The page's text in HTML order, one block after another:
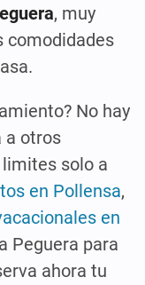
, muy
comodidades
No hay
a otros
solo a
en Pollensa,
en
Peguera para
ahora tu